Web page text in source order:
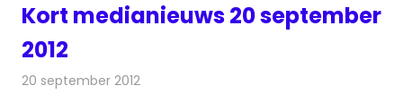
Kort medianieuws 20 september
2012
20 september 2012